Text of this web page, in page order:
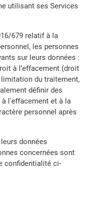
utilisant ses Services
679 relatif à la
les personnes
sur leurs données :
à l’effacement (droit
limitation du traitement,
définir des
l'effacement et à la
personnel après
données
concernées sont
confidentialité ci-